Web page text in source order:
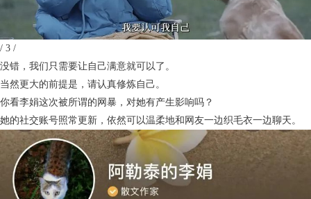
/ 3 /
没错，我们只需要让自己满意就可以了。
当然更大的前提是，请认真修炼自己。
你看李娟这次被所谓的网暴，对她有产生影响吗？
她的社交账号照常更新，依然可以温柔地和网友一边织毛衣一边聊天。